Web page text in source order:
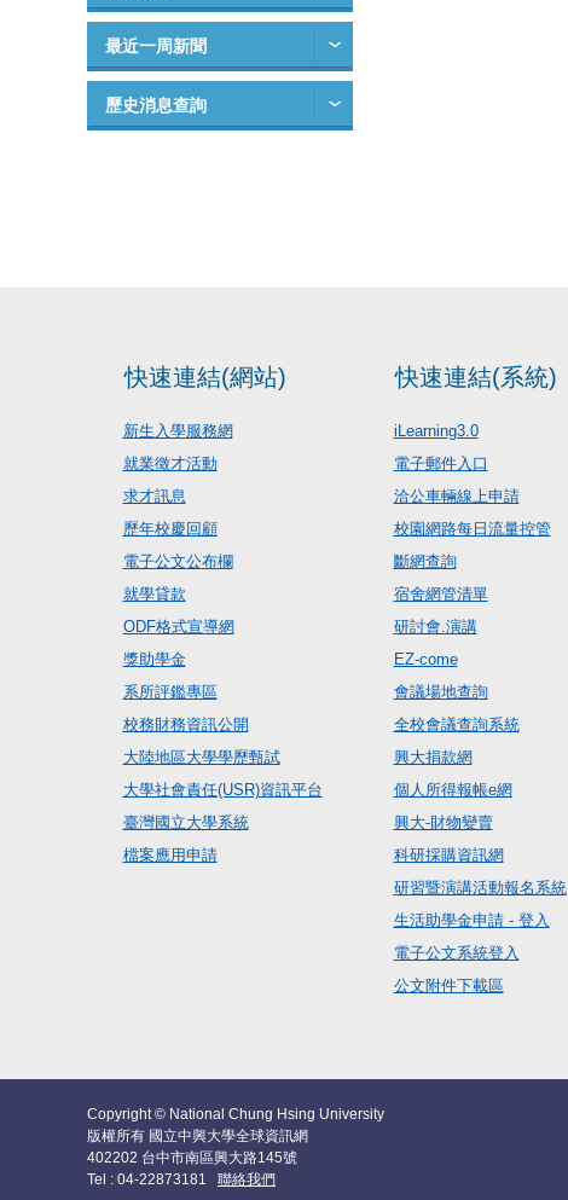
最近一周新聞
歷史消息查詢
快速連結(網站)
新生入學服務網
就業徵才活動
求才訊息
歷年校慶回顧
電子公文公布欄
就學貸款
ODF格式宣導網
獎助學金
系所評鑑專區
校務財務資訊公開
大陸地區大學學歷甄試
大學社會責任(USR)資訊平台
臺灣國立大學系統
檔案應用申請
快速連結(系統)
iLearning3.0
電子郵件入口
洽公車輛線上申請
校園網路每日流量控管
斷網查詢
宿舍網管清單
研討會.演講
EZ-come
會議場地查詢
全校會議查詢系統
興大捐款網
個人所得報帳e網
興大-財物變賣
科研採購資訊網
研習暨演講活動報名系統
生活助學金申請 - 登入
電子公文系統登入
公文附件下載區
Copyright © National Chung Hsing University
版權所有 國立中興大學全球資訊網
402202 台中市南區興大路145號
Tel : 04-22873181 聯絡我們